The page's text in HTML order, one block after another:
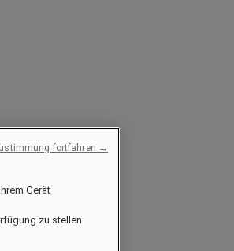
Gerät
zu stellen
fortfahren →